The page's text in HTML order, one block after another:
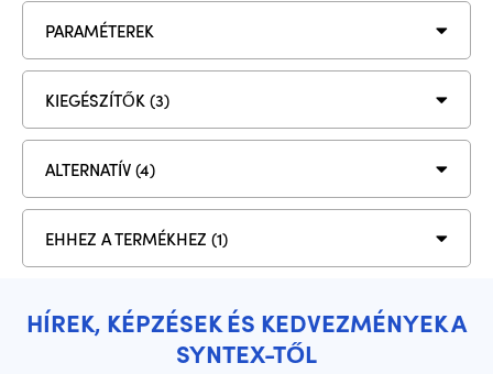
PARAMÉTEREK
KIEGÉSZÍTŐK (3)
ALTERNATÍV (4)
EHHEZ A TERMÉKHEZ (1)
HÍREK, KÉPZÉSEK ÉS KEDVEZMÉNYEK A
SYNTEX-TŐL